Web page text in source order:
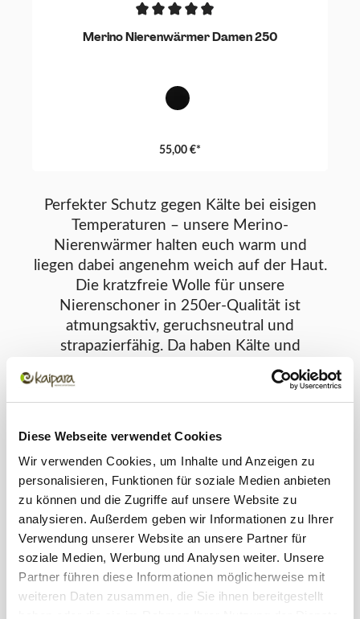
Diese Webseite verwendet Cookies
Wir verwenden Cookies, um Inhalte und Anzeigen zu
personalisieren, Funktionen für soziale Medien anbieten
zu können und die Zugriffe auf unsere Website zu
analysieren. Außerdem geben wir Informationen zu Ihrer
Verwendung unserer Website an unsere Partner für
soziale Medien, Werbung und Analysen weiter. Unsere
Partner führen diese Informationen möglicherweise mit
weiteren Daten zusammen, die Sie ihnen bereitgestellt
Merino Nierenwärmer Damen 250
Schwarz
55,00 €*
Perfekter Schutz gegen Kälte bei eisigen
Temperaturen – unsere Merino-
Nierenwärmer halten euch warm und
liegen dabei angenehm weich auf der Haut.
Die kratzfreie Wolle für unsere
Nierenschoner in 250er-Qualität ist
atmungsaktiv, geruchsneutral und
strapazierfähig. Da haben Kälte und
Feuchtigkeit keine Chance, ob im Alltag
Krankheiten vom Leib
Die Nieren und der untere Rückenbereich
sind anfällig für Kälte und Zugluft. Gerade
Frauen sind hier empfindlich und anfällig
für Blasenentzündungen,
Nierenbeckenentzündungen und
Infektionen allgemein. Ein einfaches,
effektives Mittel um solchen Beschwerden